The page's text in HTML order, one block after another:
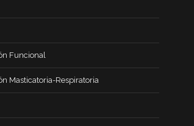
Funcional
Masticatoria-Respiratoria